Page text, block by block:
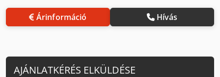
Árinformáció Hívás
AJÁNLATKÉRÉS ELKÜLDÉSE